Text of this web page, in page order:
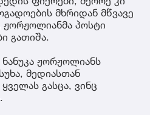
მხრიდან მწვავე
ჟორჟოლიანმა პოსტი
გათიშა.
ჟორჟოლიანს
მედიასთან
გასცა, ვინც